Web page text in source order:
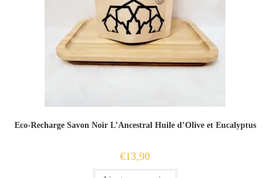
Eco-Recharge Savon Noir L’Ancestral Huile d’Olive et Eucalyptus
€13,90